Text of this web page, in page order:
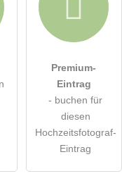
Premium-
Eintrag
- buchen für
diesen
Hochzeitsfotograf-
Eintrag